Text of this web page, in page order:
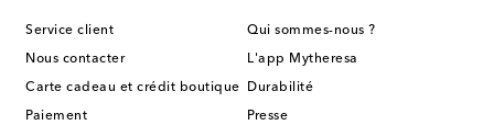
Service client
Nous contacter
Carte cadeau et crédit boutique
Paiement
Qui sommes-nous ?
L'app Mytheresa
Durabilité
Presse